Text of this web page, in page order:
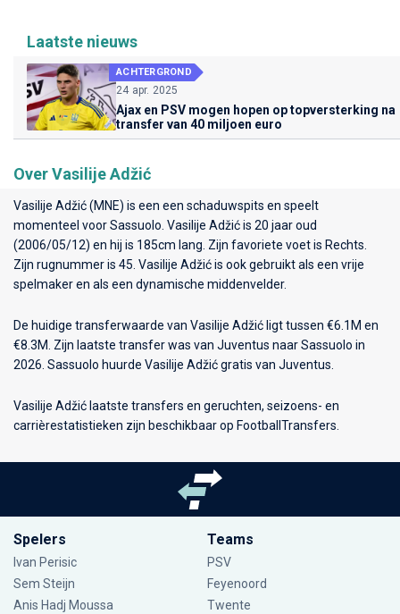
Laatste nieuws
ACHTERGROND
24 apr. 2025
Ajax en PSV mogen hopen op topversterking na
transfer van 40 miljoen euro
Over Vasilije Adžić
Vasilije Adžić (MNE) is een een schaduwspits en speelt
momenteel voorSassuolo . Vasilije Adžić is 20 jaar oud
(2006/05/12) en hij is 185cm lang. Zijn favoriete voet is Rechts.
Zijn rugnummer is 45. Vasilije Adžić is ook gebruikt als een vrije
spelmaker en als een dynamische middenvelder.
De huidige transferwaarde van Vasilije Adžić ligt tussen €6.1M en
€8.3M. Zijn laatste transfer was van Juventus naar Sassuolo in
2026. Sassuolo huurde Vasilije Adžić gratis van Juventus.
Vasilije Adžić laatste transfers en geruchten, seizoens- en
carrièrestatistieken zijn beschikbaar op FootballTransfers.
Spelers
Ivan Perisic
Sem Steijn
Anis Hadj Moussa
Teams
PSV
Feyenoord
Twente